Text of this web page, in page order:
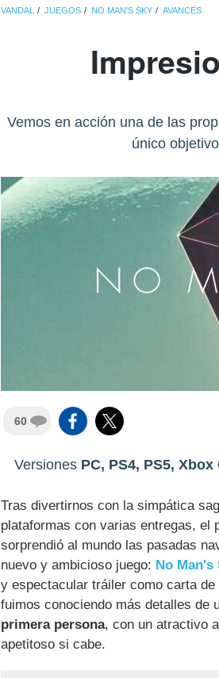
VANDAL JUEGOS NO MAN'S SKY AVANCES
Vemos en acción una de las
único
60
Versiones PC, PS4, PS5,
Tras divertirnos con la simpática
plataformas con varias entregas, el
sorprendió al mundo las pasadas
nuevo y ambicioso juego: No Man's
y espectacular tráiler como carta
fuimos conociendo más detalles de
primera persona, con un atractivo
apetitoso si cabe.